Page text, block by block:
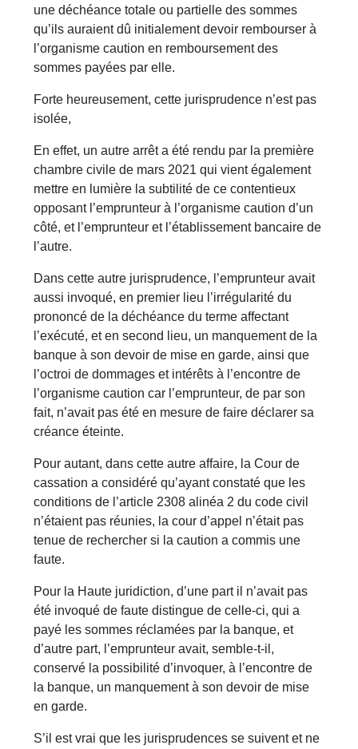
une déchéance totale ou partielle des sommes
qu’ils auraient dû initialement devoir rembourser à
l’organisme caution en remboursement des
sommes payées par elle.
Forte heureusement, cette jurisprudence n’est pas
isolée,
En effet, un autre arrêt a été rendu par la première
chambre civile de mars 2021 qui vient également
mettre en lumière la subtilité de ce contentieux
opposant l’emprunteur à l’organisme caution d’un
côté, et l’emprunteur et l’établissement bancaire de
l’autre.
Dans cette autre jurisprudence, l’emprunteur avait
aussi invoqué, en premier lieu l’irrégularité du
prononcé de la déchéance du terme affectant
l’exécuté, et en second lieu, un manquement de la
banque à son devoir de mise en garde, ainsi que
l’octroi de dommages et intérêts à l’encontre de
l’organisme caution car l’emprunteur, de par son
fait, n’avait pas été en mesure de faire déclarer sa
créance éteinte.
Pour autant, dans cette autre affaire, la Cour de
cassation a considéré qu’ayant constaté que les
conditions de l’article 2308 alinéa 2 du code civil
n’étaient pas réunies, la cour d’appel n’était pas
tenue de rechercher si la caution a commis une
faute.
Pour la Haute juridiction, d’une part il n’avait pas
été invoqué de faute distingue de celle-ci, qui a
payé les sommes réclamées par la banque, et
d’autre part, l’emprunteur avait, semble-t-il,
conservé la possibilité d’invoquer, à l’encontre de
la banque, un manquement à son devoir de mise
en garde.
S’il est vrai que les jurisprudences se suivent et ne